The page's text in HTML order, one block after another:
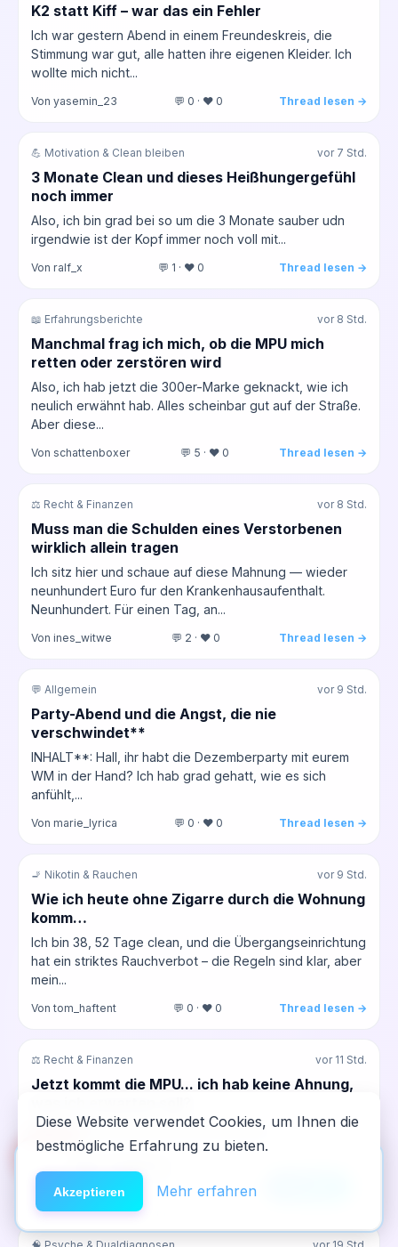
K2 statt Kiff – war das ein Fehler
Ich war gestern Abend in einem Freundeskreis, die
Stimmung war gut, alle hatten ihre eigenen Kleider. Ich
wollte mich nicht...
Von yasemin_23 💬 0 · ❤️ 0 Thread lesen →
💪 Motivation & Clean bleiben vor 7 Std.
3 Monate Clean und dieses Heißhungergefühl
noch immer
Also, ich bin grad bei so um die 3 Monate sauber udn
irgendwie ist der Kopf immer noch voll mit...
Von ralf_x 💬 1 · ❤️ 0 Thread lesen →
📖 Erfahrungsberichte vor 8 Std.
Manchmal frag ich mich, ob die MPU mich
retten oder zerstören wird
Also, ich hab jetzt die 300er-Marke geknackt, wie ich
neulich erwähnt hab. Alles scheinbar gut auf der Straße.
Aber diese...
Von schattenboxer 💬 5 · ❤️ 0 Thread lesen →
⚖️ Recht & Finanzen vor 8 Std.
Muss man die Schulden eines Verstorbenen
wirklich allein tragen
Ich sitz hier und schaue auf diese Mahnung — wieder
neunhundert Euro fur den Krankenhausaufenthalt.
Neunhundert. Für einen Tag, an...
Von ines_witwe 💬 2 · ❤️ 0 Thread lesen →
💬 Allgemein vor 9 Std.
Party-Abend und die Angst, die nie
verschwindet**
INHALT**: Hall, ihr habt die Dezemberparty mit eurem
WM in der Hand? Ich hab grad gehatt, wie es sich
anfühlt,...
Von marie_lyrica 💬 0 · ❤️ 0 Thread lesen →
🚬 Nikotin & Rauchen vor 9 Std.
Wie ich heute ohne Zigarre durch die Wohnung
komm…
Ich bin 38, 52 Tage clean, und die Übergangseinrichtung
hat ein striktes Rauchverbot – die Regeln sind klar, aber
mein...
Von tom_haftent 💬 0 · ❤️ 0 Thread lesen →
⚖️ Recht & Finanzen vor 11 Std.
Jetzt kommt die MPU... ich hab keine Ahnung,
Also, ich hab letztens den Brief von der
Führerscheinstelle gekriegt, dass ich diese MPU machen
Von schattenboxer 💬 2 · ❤️ 1
🆘Hilfe
NeelixberliN auf dem Homescreen —
wie eine echte App.
Diese Website verwendet Cookies, um Ihnen die
bestmögliche Erfahrung zu bieten.
Akzeptieren Mehr erfahren